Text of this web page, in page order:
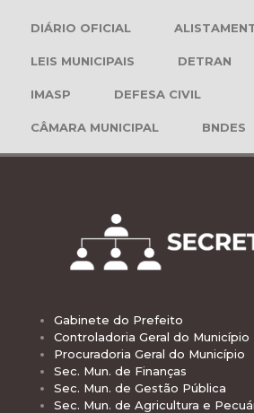
DIÁRIO OFICIAL
LEIS MUNICIPAIS DETRAN
IMASP DEFESA CIVIL
CÂMARA MUNICIPAL BNDES
Gabinete do Prefeito
Controladoria Geral do Município
Procuradoria Geral do Município
Sec. Mun. de Finanças
Sec. Mun. de Gestão Pública
Sec. Mun. de Agricultura e